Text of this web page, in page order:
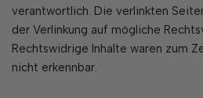
verantwortlich. Die verlinkten
der Verlinkung auf mögliche
Rechtswidrige Inhalte waren zum
nicht erkennbar.